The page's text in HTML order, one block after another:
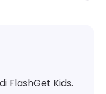
FlashGet Kids.